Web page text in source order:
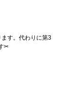
す。代わりに第3
✂︎